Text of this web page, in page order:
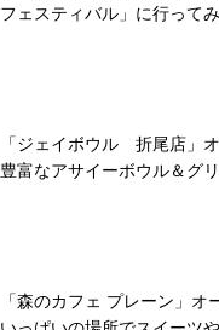
フェスティバル」に行って
「ジェイボウル 折尾店」
豊富なアサイーボウル＆グ
「森のカフェ プレーン」